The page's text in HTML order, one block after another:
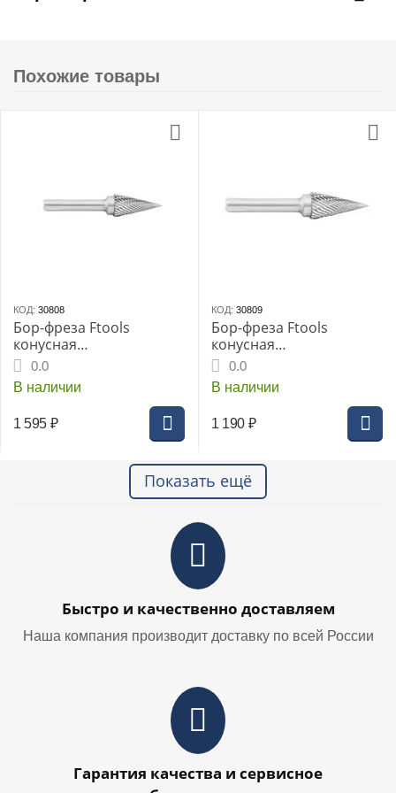
Похожие товары
КОД: 30808
Бор-фреза Ftools
конусная
твердосплавная 12.0
0.0
В наличии
1 595 ₽
КОД: 30809
Бор-фреза Ftools
конусная
твердосплавная 6.0
0.0
В наличии
1 190 ₽
Показать ещё
Быстро и качественно доставляем
Наша компания производит доставку по всей России
Гарантия качества и сервисное